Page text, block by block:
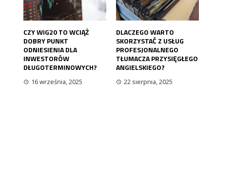
CZY WIG20 TO WCIĄŻ
DOBRY PUNKT
ODNIESIENIA DLA
INWESTORÓW
DŁUGOTERMINOWYCH?
16 września, 2025
DLACZEGO WARTO
SKORZYSTAĆ Z USŁUG
PROFESJONALNEGO
TŁUMACZA PRZYSIĘGŁEGO
ANGIELSKIEGO?
22 sierpnia, 2025